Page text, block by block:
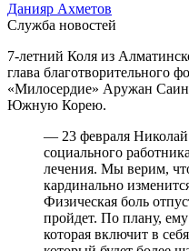
Данияр Ахметов
Служба новостей
7-летний Коля из
глава благотворительного
«Милосердие» Аружан
Южную Корею.
— 23 февраля
социального
лечения. Мы верим,
кардинально
Физическая боль
пройдет. По плану, ему
которая включит в